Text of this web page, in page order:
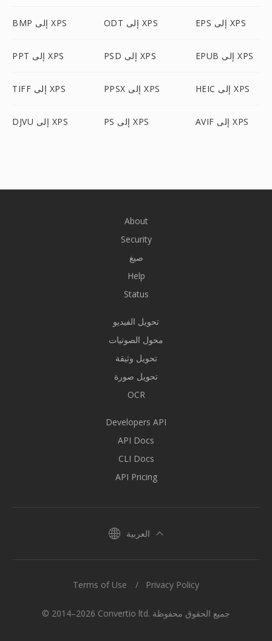
BMP إلى XPS ODT إلى XPS EPS إلى XPS
PPT إلى XPS PSD إلى XPS EPUB إلى XPS
TIFF إلى XPS PPSX إلى XPS HEIC إلى XPS
DJVU إلى XPS PS إلى XPS AVIF إلى XPS
About
Security
صيغ
Help
Status
تحويل الفيديو
محول الصوتيات
تحويل وثيقة
تحويل صورة
OCR
Developers API
API Docs
CLI Docs
API Pricing
العربية
© 2014–2026 Convertio ltd. جميع الحقوق محفوظة
Terms of Use Privacy Policy